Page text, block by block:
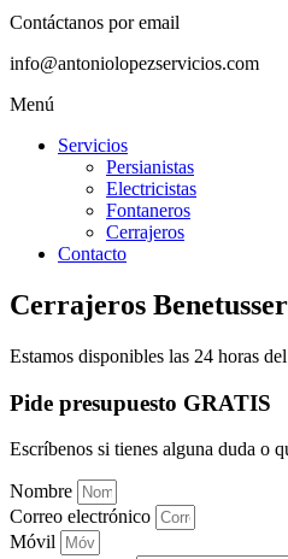
Contáctanos por email
info@antoniolopezservicios.com
Menú
Servicios
Persianistas
Electricistas
Fontaneros
Cerrajeros
Contacto
Cerrajeros
Estamos disponibles las 24 horas
Pide presupuesto GRATIS
Escríbenos si tienes alguna duda o
Nombre
Correo electrónico
Móvil